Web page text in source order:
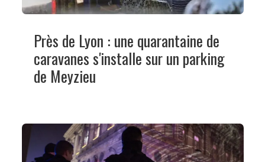
Près de Lyon : une quarantaine de
caravanes s'installe sur un parking
de Meyzieu